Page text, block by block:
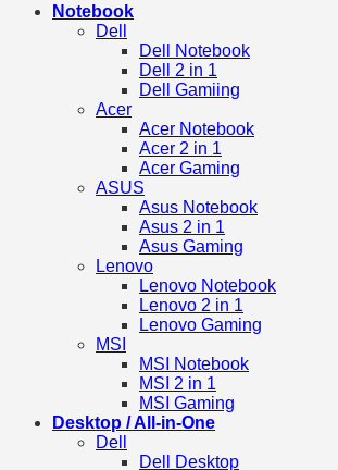
Notebook
Dell
Dell Notebook
Dell 2 in 1
Dell Gamiing
Acer
Acer Notebook
Acer 2 in 1
Acer Gaming
ASUS
Asus Notebook
Asus 2 in 1
Asus Gaming
Lenovo
Lenovo Notebook
Lenovo 2 in 1
Lenovo Gaming
MSI
MSI Notebook
MSI 2 in 1
MSI Gaming
Desktop / All-in-One
Dell
Dell Desktop